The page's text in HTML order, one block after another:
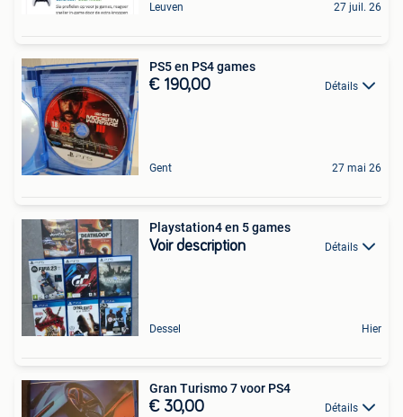
Leuven 27 juil. 26
PS5 en PS4 games
€ 190,00 Détails
Gent 27 mai 26
Playstation4 en 5 games
Voir description Détails
Dessel Hier
Gran Turismo 7 voor PS4
€ 30,00 Détails